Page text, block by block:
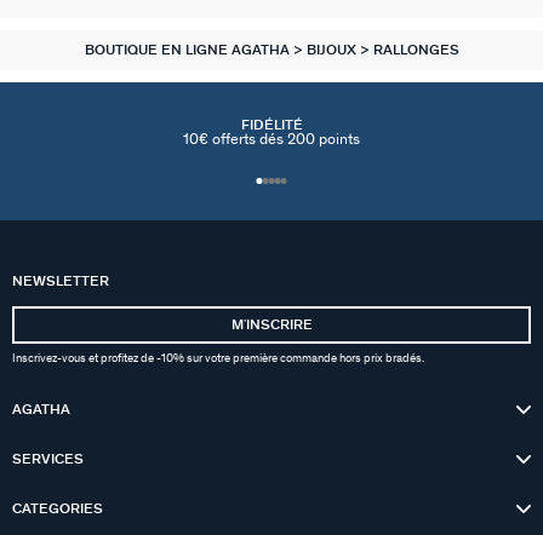
BOUTIQUE EN LIGNE AGATHA BIJOUX RALLONGES
FIDÉLITÉ
10€ offerts dés 200 points
NEWSLETTER
MʼINSCRIRE
Inscrivez-vous et profitez de -10% sur votre première commande hors prix bradés.
AGATHA
SERVICES
CATEGORIES